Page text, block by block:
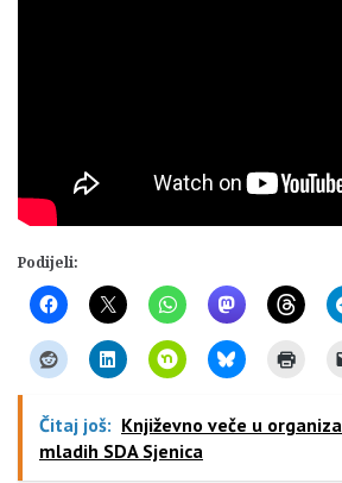
Podijeli:
Čitaj još: Književno veče u
mladih SDA Sjenica